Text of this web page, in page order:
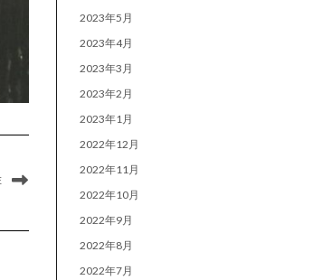
2023年5月
2023年4月
2023年3月
2023年2月
2023年1月
2022年12月
2022年11月
2022年10月
2022年9月
2022年8月
2022年7月